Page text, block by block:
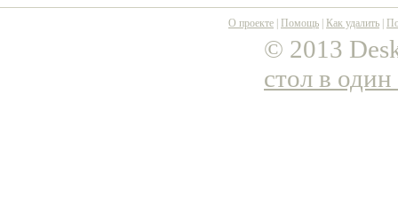
О проекте Помощь Как удалить
© 2013
стол в